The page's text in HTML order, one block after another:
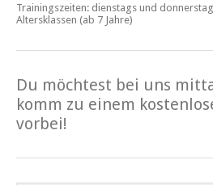
Trainingszeiten: dienstags und
Altersklassen (ab 7 Jahre)
Du möchtest bei uns
komm zu einem
vorbei!